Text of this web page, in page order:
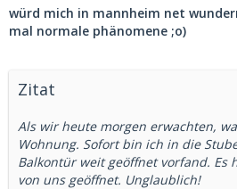
würd mich in mannheim net
mal normale phänomene ;o)
Zitat
Als wir heute morgen erwachten,
Wohnung. Sofort bin ich in die
Balkontür weit geöffnet vorfand. Es
von uns geöffnet. Unglaublich!